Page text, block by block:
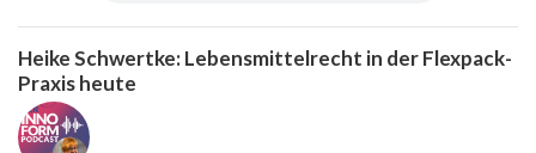
Heike Schwertke: Lebensmittelrecht in der Flexpack-
Praxis heute